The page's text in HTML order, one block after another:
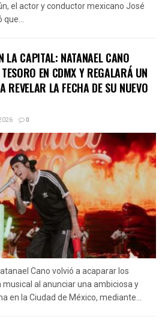
el actor y conductor mexicano José
LA CAPITAL: NATANAEL CANO
EN CDMX Y REGALARÁ UN
REVELAR LA FECHA DE SU NUEVO
0
Cano volvió a acaparar los
al anunciar una ambiciosa y
en la Ciudad de México, mediante...